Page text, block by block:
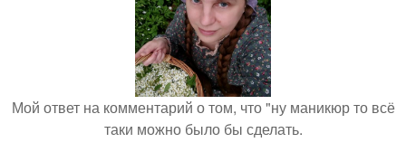
Мой ответ на комментарий о том, что "ну маникюр то всё
таки можно было бы сделать.